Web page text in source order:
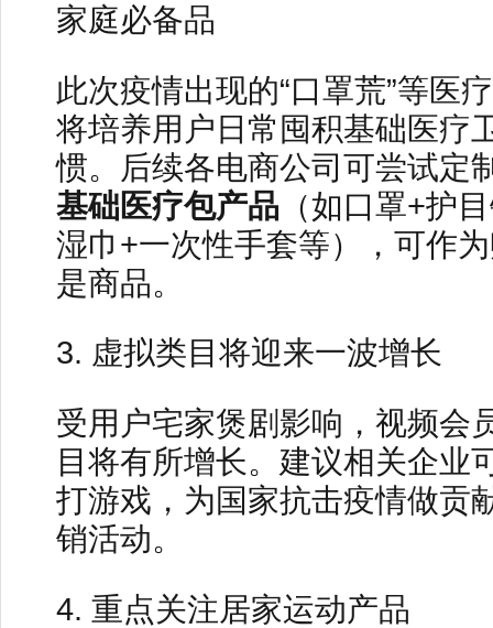
家庭必备品
此次疫情出现的“口罩荒”等医
将培养用户日常囤积基础医疗
惯。后续各电商公司可尝试定
基础医疗包产品 （如口罩+护
湿巾+一次性手套等），可作
是商品。
3. 虚拟类目将迎来一波增长
受用户宅家煲剧影响，视频会
目将有所增长。建议相关企业
打游戏，为国家抗击疫情做贡
销活动。
4. 重点关注居家运动产品